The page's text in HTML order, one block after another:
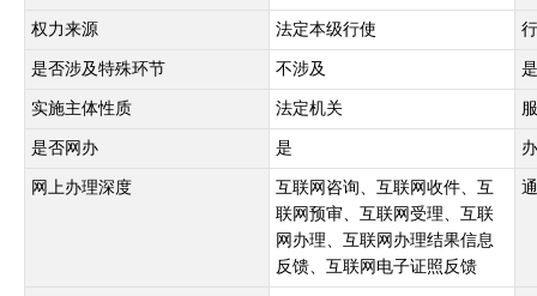
权力来源 法定本级行使
是否涉及特殊环节 不涉及
实施主体性质 法定机关
是否网办 是
网上办理深度
互联网咨询、互联网收件、互
联网预审、互联网受理、互联
网办理、互联网办理结果信息
反馈、互联网电子证照反馈